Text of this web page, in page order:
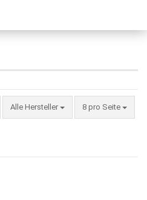
Alle Hersteller 8 pro Seite